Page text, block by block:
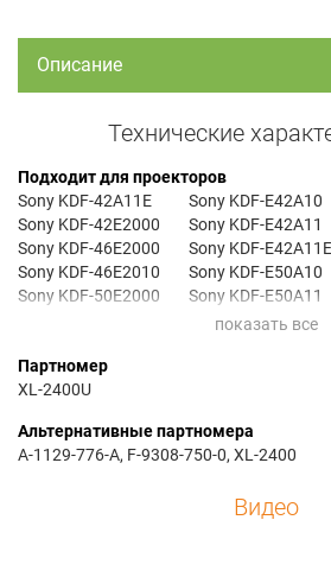
Описание
Технические
Подходит для проекторов
Sony KDF-42A11E
Sony KDF-42E2000
Sony KDF-46E2000
Sony KDF-46E2010
Sony KDF-50E2000
Sony KDF-55E2010
Sony KDF-E42A10
Sony KDF-E42A11
Sony KDF-E42A11E
Sony KDF-E50A10
Sony KDF-E50A11
Sony KDF-E50A11E
Партномер
XL-2400U
Альтернативные партномера
A-1129-776-A, F-9308-750-0, XL-2400
Видео